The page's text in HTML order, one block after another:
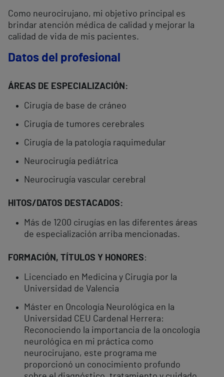
Como neurocirujano, mi objetivo principal es
brindar atención médica de calidad y mejorar la
calidad de vida de mis pacientes.
Datos del profesional
ÁREAS DE ESPECIALIZACIÓN:
Cirugía de base de cráneo
Cirugía de tumores cerebrales
Cirugía de la patología raquimedular
Neurocirugía pediátrica
Neurocirugía vascular cerebral
HITOS/DATOS DESTACADOS:
Más de 1200 cirugías en las diferentes áreas
de especialización arriba mencionadas.
FORMACIÓN, TÍTULOS Y HONORES:
Licenciado en Medicina y Cirugía por la
Universidad de Valencia
Máster en Oncología Neurológica en la
Universidad CEU Cardenal Herrera:
Reconociendo la importancia de la oncología
neurológica en mi práctica como
neurocirujano, este programa me
proporcionó un conocimiento profundo